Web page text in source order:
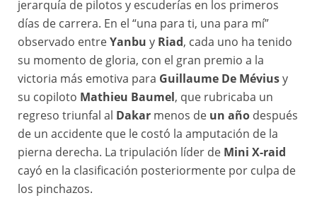
jerarquía de pilotos y escuderías en los primeros
días de carrera. En el “una para ti, una para mí”
observado entreYanbu y Riad, cada uno ha tenido
su momento de gloria, con el gran premio a la
victoria más emotiva para Guillaume De Méviusy
su copiloto Mathieu Baumel, que rubricaba un
regreso triunfal al Dakar menos de un año después
de un accidente que le costó la amputación de la
pierna derecha. La tripulación líder de Mini X-raid
cayó en la clasificación posteriormente por culpa de
los pinchazos.